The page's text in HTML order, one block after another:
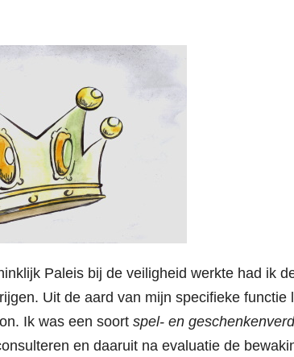
Paleis bij de veiligheid werkte had ik
Uit de aard van mijn specifieke
Ik was een soort spel- en
en daaruit na evaluatie de